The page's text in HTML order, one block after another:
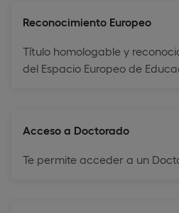
Reconocimiento Europeo
Título homologable y
del Espacio Europeo de
Acceso a Doctorado
Te permite acceder a un